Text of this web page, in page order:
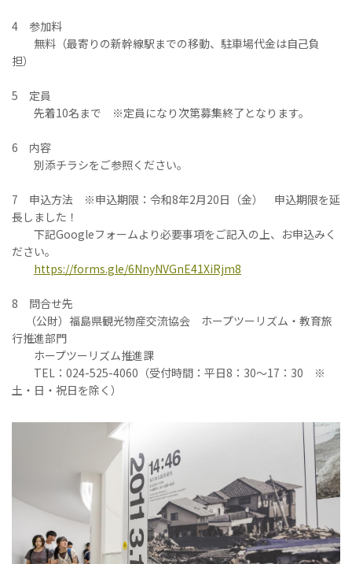
4 参加料
無料（最寄りの新幹線駅までの移動、駐車場代金は自己負
担）
5 定員
先着10名まで ※定員になり次第募集終了となります。
6 内容
別添チラシをご参照ください。
7 申込方法 ※申込期限：令和8年2月20日（金） 申込期限を延
長しました！
下記Googleフォームより必要事項をご記入の上、お申込みく
ださい。
https://forms.gle/6NnyNVGnE41XiRjm8
8 問合せ先
（公財）福島県観光物産交流協会 ホープツーリズム・教育旅
行推進部門
ホープツーリズム推進課
TEL：024-525-4060（受付時間：平日8：30～17：30 ※
土・日・祝日を除く）